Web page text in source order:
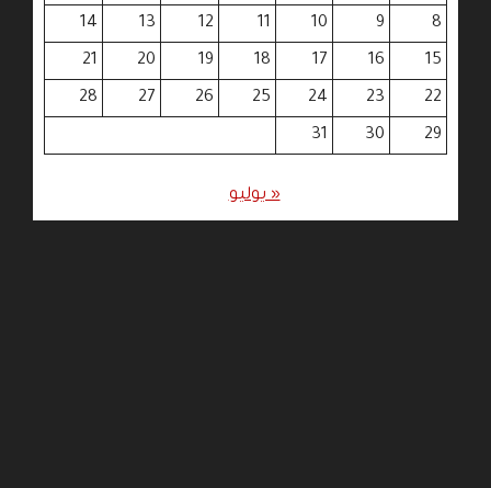
8
9
10
11
12
13
14
15
16
17
18
19
20
21
22
23
24
25
26
27
28
29
30
31
« يوليو